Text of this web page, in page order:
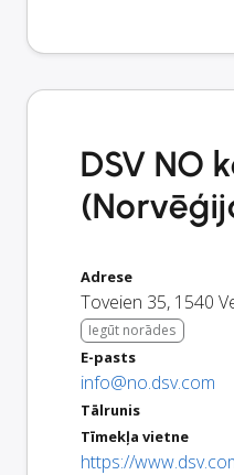
DSV NO
Adrese
Toveien 35, 1540
Iegūt norādes
E-pasts
info@no.dsv.com
Tālrunis
Tīmekļa vietne
https://